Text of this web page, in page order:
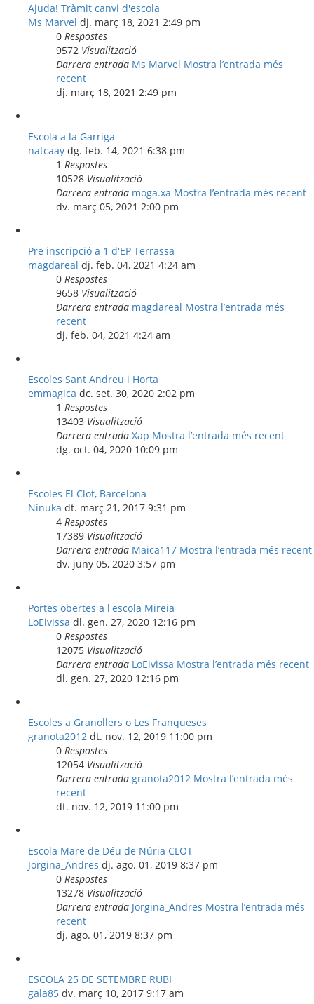
Ajuda! Tràmit canvi d'escola
Ms Marvel dj. març 18, 2021 2:49 pm
0 Respostes
9572 Visualització
Darrera entrada Ms Marvel Mostra l’entrada més
recent
dj. març 18, 2021 2:49 pm
Escola a la Garriga
natcaay dg. feb. 14, 2021 6:38 pm
1 Respostes
10528 Visualització
Darrera entrada moga.xa Mostra l’entrada més recent
dv. març 05, 2021 2:00 pm
Pre inscripció a 1 d'EP Terrassa
magdareal dj. feb. 04, 2021 4:24 am
0 Respostes
9658 Visualització
Darrera entrada magdareal Mostra l’entrada més
recent
dj. feb. 04, 2021 4:24 am
Escoles Sant Andreu i Horta
emmagica dc. set. 30, 2020 2:02 pm
1 Respostes
13403 Visualització
Darrera entrada Xap Mostra l’entrada més recent
dg. oct. 04, 2020 10:09 pm
Escoles El Clot, Barcelona
Ninuka dt. març 21, 2017 9:31 pm
4 Respostes
17389 Visualització
Darrera entrada Maica117 Mostra l’entrada més recent
dv. juny 05, 2020 3:57 pm
Portes obertes a l'escola Mireia
LoEivissa dl. gen. 27, 2020 12:16 pm
0 Respostes
12075 Visualització
Darrera entrada LoEivissa Mostra l’entrada més recent
dl. gen. 27, 2020 12:16 pm
Escoles a Granollers o Les Franqueses
granota2012 dt. nov. 12, 2019 11:00 pm
0 Respostes
12054 Visualització
Darrera entrada granota2012 Mostra l’entrada més
recent
dt. nov. 12, 2019 11:00 pm
Escola Mare de Déu de Núria CLOT
Jorgina_Andres dj. ago. 01, 2019 8:37 pm
0 Respostes
13278 Visualització
Darrera entrada Jorgina_Andres Mostra l’entrada més
recent
dj. ago. 01, 2019 8:37 pm
ESCOLA 25 DE SETEMBRE RUBI
gala85 dv. març 10, 2017 9:17 am